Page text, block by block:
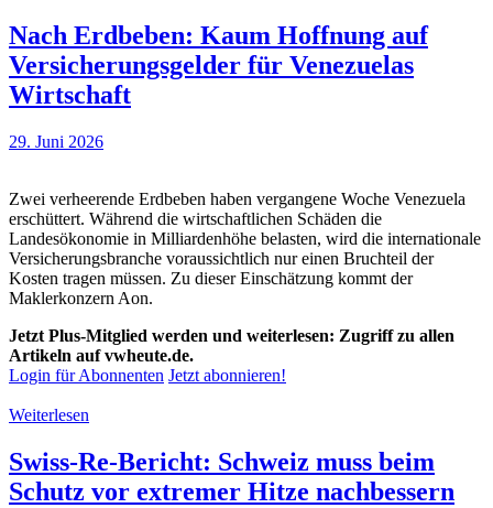
Nach Erdbeben: Kaum Hoffnung auf
Versicherungsgelder für Venezuelas
Wirtschaft
29. Juni 2026
Zwei verheerende Erdbeben haben vergangene Woche Venezuela
erschüttert. Während die wirtschaftlichen Schäden die
Landesökonomie in Milliardenhöhe belasten, wird die internationale
Versicherungsbranche voraussichtlich nur einen Bruchteil der
Kosten tragen müssen. Zu dieser Einschätzung kommt der
Maklerkonzern Aon.
Jetzt Plus-Mitglied werden und weiterlesen: Zugriff zu allen
Artikeln auf vwheute.de.
Login für Abonnenten Jetzt abonnieren!
Weiterlesen
Swiss-Re-Bericht: Schweiz muss beim
Schutz vor extremer Hitze nachbessern